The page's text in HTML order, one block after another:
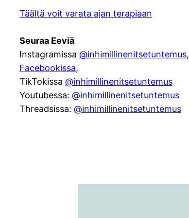
Täältä voit varata ajan terapiaan
Seuraa Eeviä
Instagramissa @inhimillinenitsetuntemus,
Facebookissa,
TikTokissa @inhimillinenitsetuntemus
Youtubessa: @inhimillinenitsetuntemus
Threadsissa: @inhimillinenitsetuntemus